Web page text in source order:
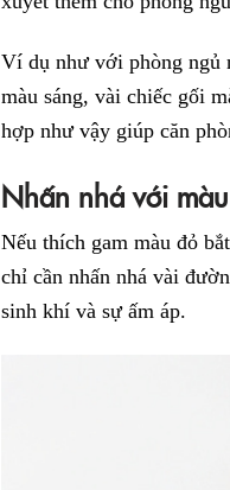
Ví dụ như với phòng ngủ
màu sáng, vài chiếc gối
hợp như vậy giúp căn
Nhấn nhá với
Nếu thích gam màu đỏ
chỉ cần nhấn nhá vài
sinh khí và sự ấm áp.